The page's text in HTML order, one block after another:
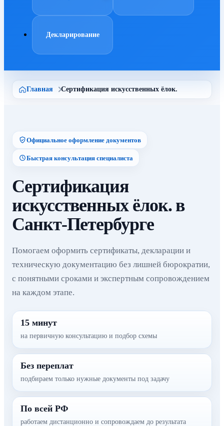
Декларирование
Главная Сертификация искусственных ёлок.
Официальное оформление документов
Быстрая консультация специалиста
Сертификация
искусственных ёлок. в
Санкт-Петербурге
Помогаем оформить сертификаты, декларации и
техническую документацию без лишней бюрократии,
с понятными сроками и экспертным сопровождением
на каждом этапе.
15 минут
на первичную консультацию и подбор схемы
Без переплат
подбираем только нужные документы под задачу
По всей РФ
работаем дистанционно и сопровождаем до результата